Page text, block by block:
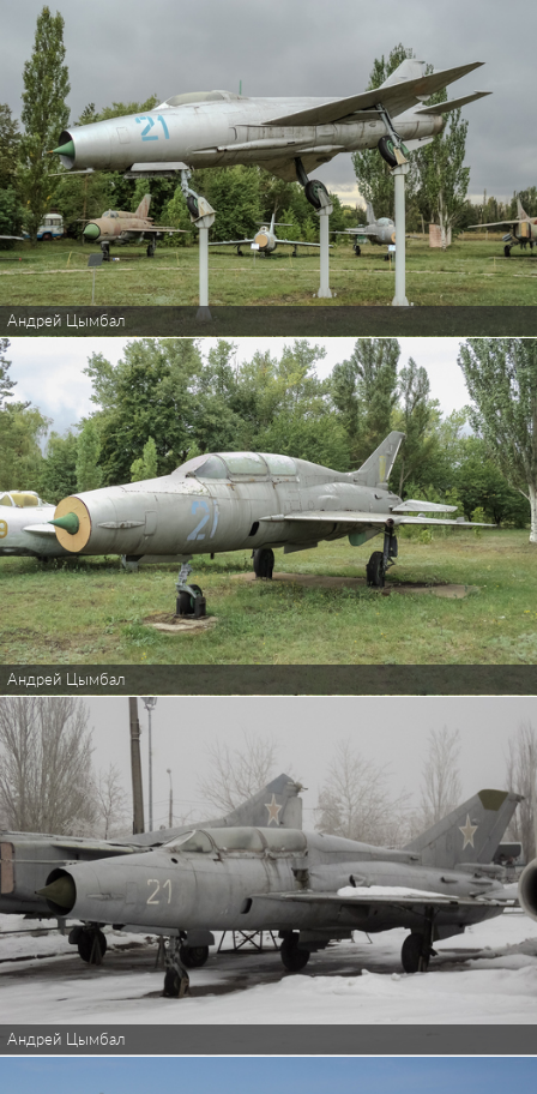
Андрей Цымбал
Андрей Цымбал
Андрей Цымбал